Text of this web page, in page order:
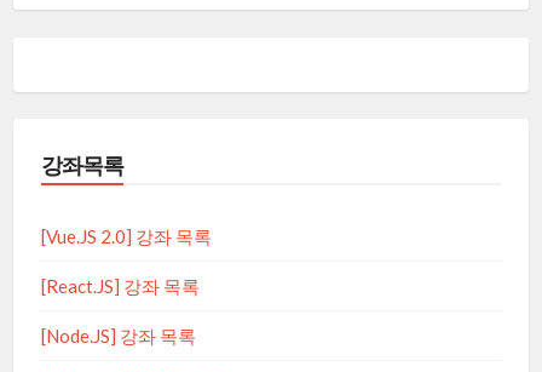
강좌목록
[Vue.JS 2.0] 강좌 목록
[React.JS] 강좌 목록
[Node.JS] 강좌 목록